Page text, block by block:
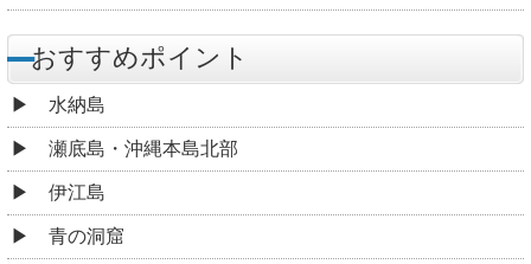
おすすめポイント
水納島
瀬底島・沖縄本島北部
伊江島
青の洞窟